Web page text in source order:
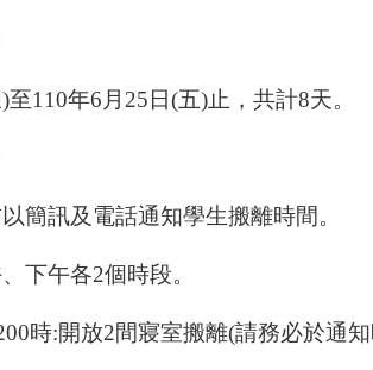
110年6月25日(五)止，共計8天。
簡訊及電話通知學生搬離時間。
下午各2個時段。
時:開放2間寢室搬離(請務必於通知